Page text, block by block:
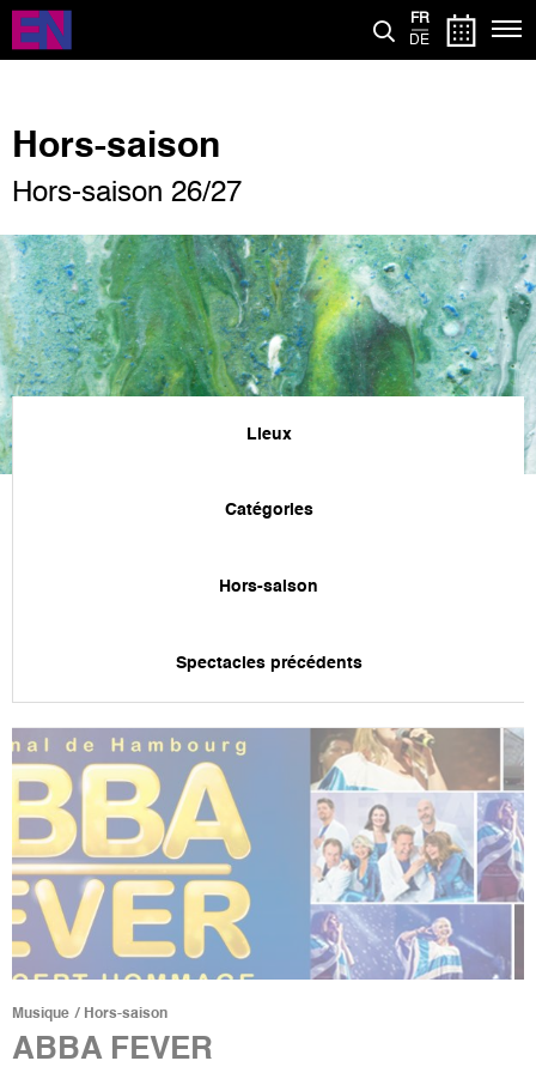
Aller
contenu
FR
DE
Hors-saison
Hors-saison 26/27
Lieux
Catégories
Hors-saison
Spectacles précédents
Musique Hors-saison
ABBA FEVER